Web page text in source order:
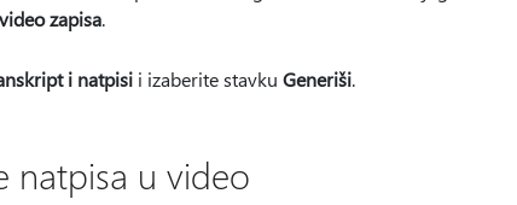
zapisa.
i natpisii izaberite stavku Generiši.
natpisa u video